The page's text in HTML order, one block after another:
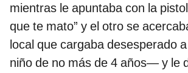
mientras le apuntaba con la
que te mato” y el otro se
local que cargaba desesperado
niño de no más de 4 años— y le